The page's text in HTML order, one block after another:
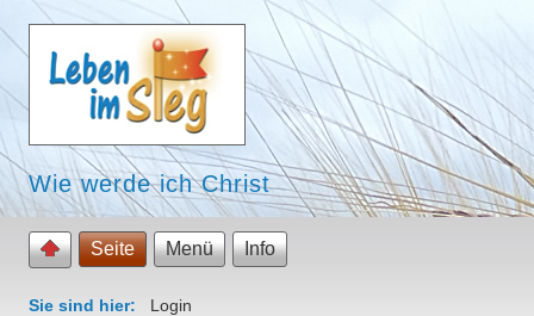
Wie werde ich Christ
Seite Menü Info
Sie sind hier: Login